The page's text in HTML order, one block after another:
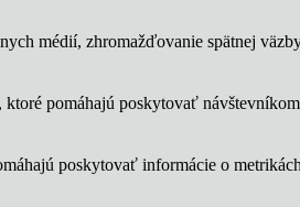
médií, zhromažďovanie spätnej
pomáhajú poskytovať
poskytovať informácie o